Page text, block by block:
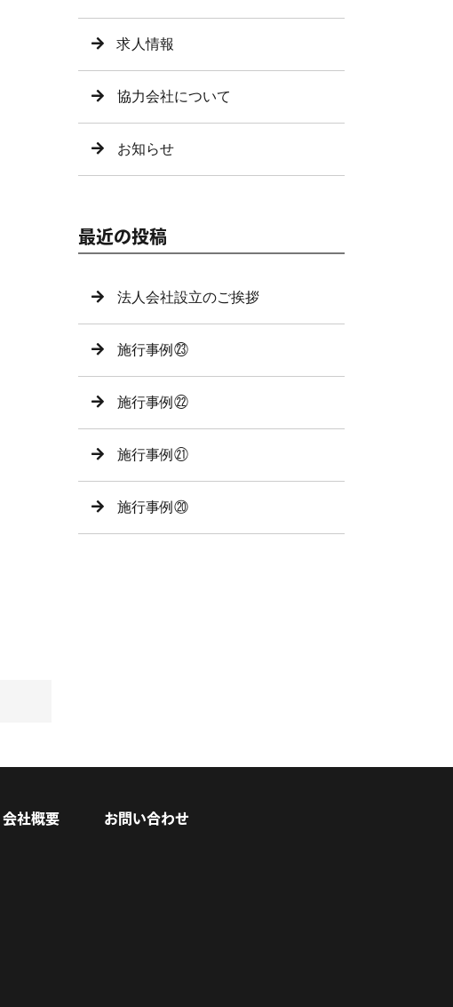
求人情報
協力会社について
お知らせ
最近の投稿
法人会社設立のご挨拶
施行事例㉓
施行事例㉒
施行事例㉑
施行事例⑳
会社概要 お問い合わせ